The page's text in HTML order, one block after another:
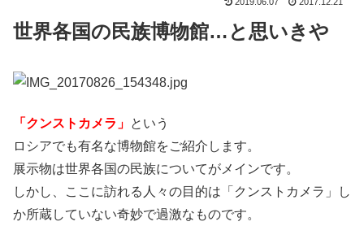
世界各国の民族博物館…と思いきや
「クンストカメラ」 という
ロシアでも有名な博物館をご紹介します。
展示物は世界各国の民族についてがメインです。
しかし、ここに訪れる人々の目的は「クンストカメラ」し
か所蔵していない奇妙で過激なものです。